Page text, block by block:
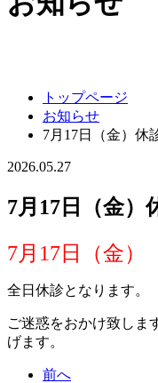
トップページ
お知らせ
7月17日（金）休
2026.05.27
7月17日（金）
7月17日（金）
全日休診となります。
ご迷惑をおかけ致しま
げます。
前へ